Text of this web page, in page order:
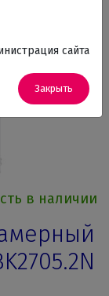
в наличии
сайта
Закрыть